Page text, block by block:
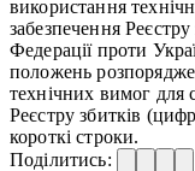
використання
забезпечення
Федерації проти
положень
технічних вимог для
Реєстру збитків
короткі строки.
Поділитись: